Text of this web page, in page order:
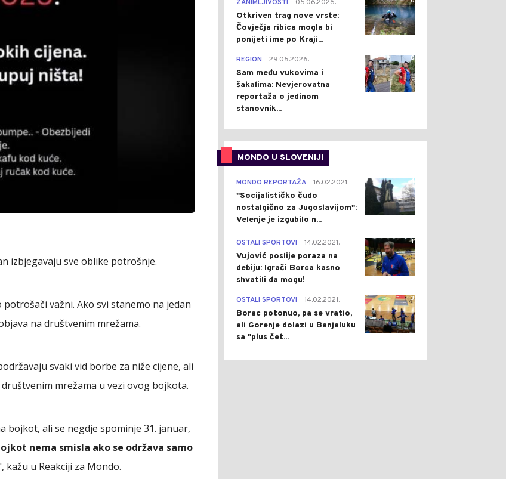
izbjegavaju sve oblike potrošnje.
važni. Ako svi stanemo na jedan
na društvenim mrežama.
svaki vid borbe za niže cijene, ali
mrežama u vezi ovog bojkota.
bojkot, ali se negdje spominje 31. januar,
nema smisla ako se održava samo
kažu u Reakciji za Mondo.
ZANIMLJIVOSTI 05.06.2026.
Otkriven trag nove vrste:
Čovječja ribica mogla bi
ponijeti ime po Kraji...
0
REGION 29.05.2026.
Sam među vukovima i
šakalima: Nevjerovatna
reportaža o jedinom
stanovnik...
MONDO U SLOVENIJI
4
MONDO REPORTAŽA 16.02.2021.
"Socijalističko čudo
nostalgično za Jugoslavijom":
Velenje je izgubilo n...
1
OSTALI SPORTOVI 14.02.2021.
Vujović poslije poraza na
debiju: Igrači Borca kasno
shvatili da mogu!
3
OSTALI SPORTOVI 14.02.2021.
Borac potonuo, pa se vratio,
ali Gorenje dolazi u Banjaluku
sa "plus čet...